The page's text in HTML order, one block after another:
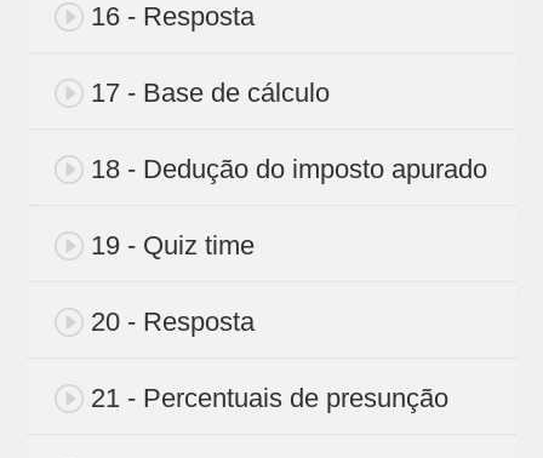
16 - Resposta
17 - Base de cálculo
18 - Dedução do imposto apurado
19 - Quiz time
20 - Resposta
21 - Percentuais de presunção